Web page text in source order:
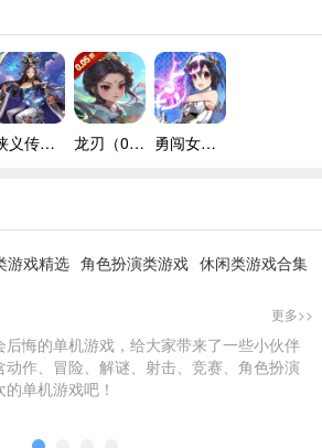
侠义传（0.1折放置千元买断版）游戏 龙刃（0.05折文字代金券买断）官服 勇闯女儿国（0.05折大陆战纪）正版
游戏精选 角色扮演类游戏 休闲类游戏合集
更多>>
悔的单机游戏，给大家带来了一些小伙伴
作、冒险、解谜、射击、竞赛、角色扮演
单机游戏吧！